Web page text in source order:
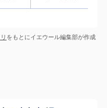
をもとにイエウール編集部が作成